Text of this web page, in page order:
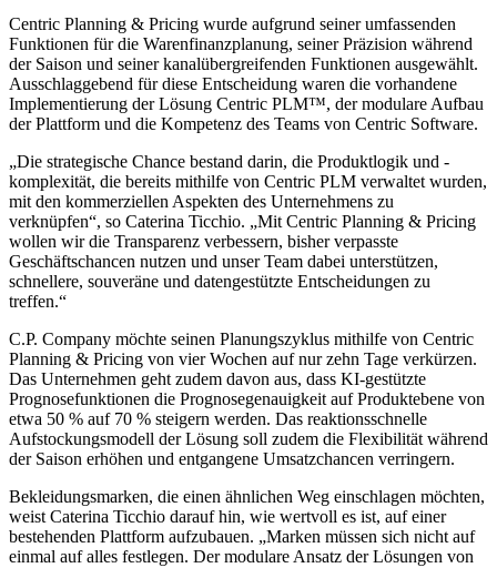
Centric Planning & Pricing wurde aufgrund seiner umfassenden
Funktionen für die Warenfinanzplanung, seiner Präzision während
der Saison und seiner kanalübergreifenden Funktionen ausgewählt.
Ausschlaggebend für diese Entscheidung waren die vorhandene
Implementierung der Lösung Centric PLM™, der modulare Aufbau
der Plattform und die Kompetenz des Teams von Centric Software.
„Die strategische Chance bestand darin, die Produktlogik und -
komplexität, die bereits mithilfe von Centric PLM verwaltet wurden,
mit den kommerziellen Aspekten des Unternehmens zu
verknüpfen“, so Caterina Ticchio. „Mit Centric Planning & Pricing
wollen wir die Transparenz verbessern, bisher verpasste
Geschäftschancen nutzen und unser Team dabei unterstützen,
schnellere, souveräne und datengestützte Entscheidungen zu
treffen.“
C.P. Company möchte seinen Planungszyklus mithilfe von Centric
Planning & Pricing von vier Wochen auf nur zehn Tage verkürzen.
Das Unternehmen geht zudem davon aus, dass KI-gestützte
Prognosefunktionen die Prognosegenauigkeit auf Produktebene von
etwa 50 % auf 70 % steigern werden. Das reaktionsschnelle
Aufstockungsmodell der Lösung soll zudem die Flexibilität während
der Saison erhöhen und entgangene Umsatzchancen verringern.
Bekleidungsmarken, die einen ähnlichen Weg einschlagen möchten,
weist Caterina Ticchio darauf hin, wie wertvoll es ist, auf einer
bestehenden Plattform aufzubauen. „Marken müssen sich nicht auf
einmal auf alles festlegen. Der modulare Ansatz der Lösungen von